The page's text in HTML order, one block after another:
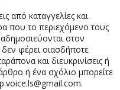
από καταγγελίες και
που το περιεχόμενο τους
στον
φέρει οιασδήποτε
και διευκρινίσεις ή
ή ένα σχόλιο μπορείτε